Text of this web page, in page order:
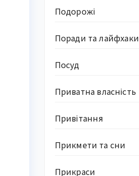
Подорожі
Поради та лайфхаки
Посуд
Приватна власність
Привітання
Прикмети та сни
Прикраси